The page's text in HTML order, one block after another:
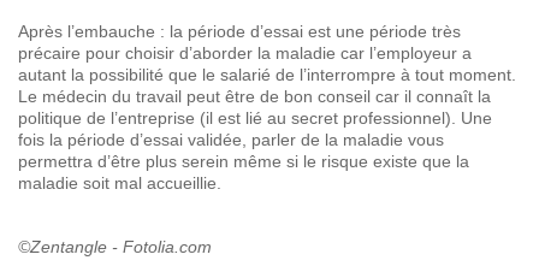
Après l’embauche : la période d’essai est une période très
précaire pour choisir d’aborder la maladie car l’employeur a
autant la possibilité que le salarié de l’interrompre à tout moment.
Le médecin du travail peut être de bon conseil car il connaît la
politique de l’entreprise (il est lié au secret professionnel). Une
fois la période d’essai validée, parler de la maladie vous
permettra d’être plus serein même si le risque existe que la
maladie soit mal accueillie.
©Zentangle - Fotolia.com